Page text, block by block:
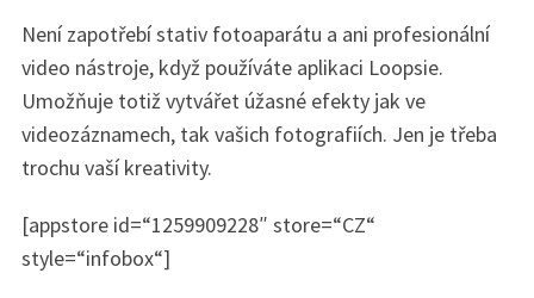
Není zapotřebí stativ fotoaparátu a ani profesionální
video nástroje, když používáte aplikaci Loopsie.
Umožňuje totiž vytvářet úžasné efekty jak ve
videozáznamech, tak vašich fotografiích. Jen je třeba
trochu vaší kreativity.
[appstore id=“1259909228″ store=“CZ“
style=“infobox“]
a
c
f
o
: